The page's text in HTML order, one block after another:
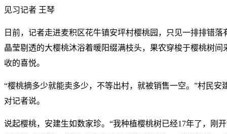
见习记者 王琴
日前，记者走进麦积区花牛镇安坪村樱桃园，只见一排排错
晶莹剔透的大樱桃沐浴着暖阳缀满枝头，果农穿梭于樱桃树
收的喜悦。
“樱桃摘多少就能卖多少，不等出村，就被销售一空。”村民安
对记者说。
说起樱桃，安建生如数家珍。“我种植樱桃树已经17年了，刚